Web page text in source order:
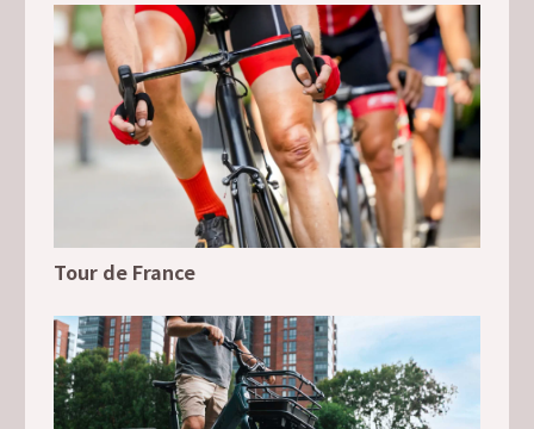
Tour de France